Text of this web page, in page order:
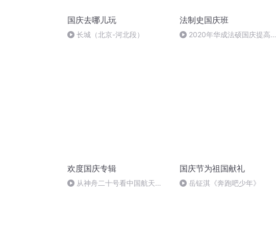
国庆去哪儿玩
长城（北京-河北段）
法制史国庆班
2020年华成法硕国庆提高班
欢度国庆专辑
从神舟二十号看中国航天
国庆节为祖国献礼
岳钲淇《奔跑吧少年》